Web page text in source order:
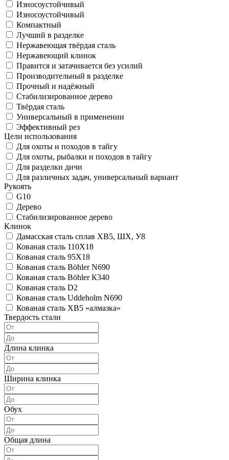
Износоустойчивый
Износоустойчивый
Компактный
Лучший в разделке
Нержавеющая твёрдая сталь
Нержавеющий клинок
Правится и затачивается без усилий
Производительный в разделке
Прочный и надёжный
Стабилизированное дерево
Твёрдая сталь
Универсальный в применении
Эффективный рез
Цели использования
Для охоты и походов в тайгу
Для охоты, рыбалки и походов в тайгу
Для разделки дичи
Для различных задач, универсальный вариант
Рукоять
G10
Дерево
Стабилизированное дерево
Клинок
Дамасская сталь сплав ХВ5, ШХ, У8
Кованая сталь 110Х18
Кованая сталь 95Х18
Кованая сталь Böhler N690
Кованая сталь Böhler К340
Кованая сталь D2
Кованая сталь Uddeholm N690
Кованая сталь ХВ5 «алмазка»
Твердость стали
Длина клинка
Ширина клинка
Обух
Общая длина